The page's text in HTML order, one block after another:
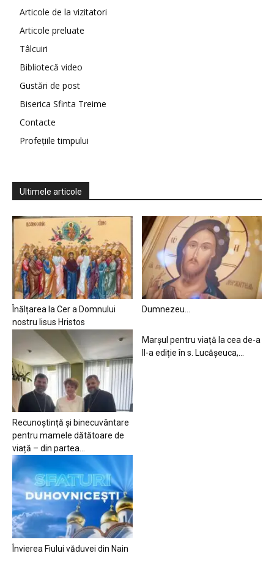
Articole de la vizitatori
Articole preluate
Tâlcuiri
Bibliotecă video
Gustări de post
Biserica Sfinta Treime
Contacte
Profețiile timpului
Ultimele articole
Înălțarea la Cer a Domnului
nostru Iisus Hristos
Dumnezeu…
Recunoștință și binecuvântare
pentru mamele dătătoare de
viață – din partea...
Marșul pentru viață la cea de-a
II-a ediție în s. Lucășeuca,...
Învierea Fiului văduvei din Nain